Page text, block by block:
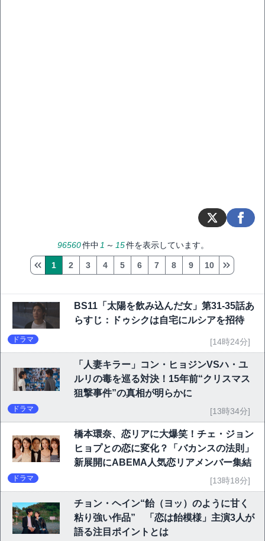
96560件中 1 ～ 15件を表示しています。
1 2 3 4 5 6 7 8 9 10
BS11「太陽を飲み込んだ女」第31-35話あ
らすじ：ドゥシクは自宅にルシアを招待
ドラマ [14時24分]
「人妻キラー」コン・ヒョジンVSハ・ユ
ルリの毒を巡る対決！15年前“クリスマス
狙撃事件”の真相が明らかに
ドラマ [13時34分]
橋本環奈、恋リアに大爆笑！チェ・ジョン
ヒョプとの恋に変化？「バカンスの法則」
新展開にABEMA人気恋リアメンバー集結
ドラマ [13時18分]
チョン・ヘイン“飴（ヨッ）のように甘く
粘り強い作品” 「恋は飴模様」主演3人が
語る注目ポイントとは